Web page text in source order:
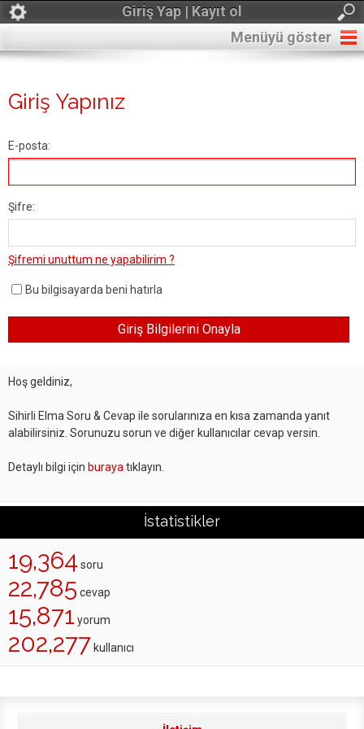
Giriş Yap | Kayıt ol
Menüyü göster
Giriş Yapınız
E-posta:
Şifre:
Şifremi unuttum ne yapabilirim ?
Bu bilgisayarda beni hatırla
Hoş geldiniz,
Sihirli Elma Soru & Cevap ile sorularınıza en kısa zamanda yanıt
alabilirsiniz. Sorunuzu sorun ve diğer kullanıcılar cevap versin.
Detaylı bilgi için buraya tıklayın.
İstatistikler
19,364 soru
22,785 cevap
15,871 yorum
202,277 kullanıcı